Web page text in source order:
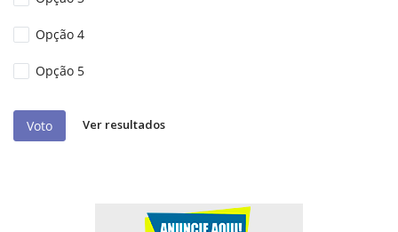
Opção 4
Opção 5
Voto Ver resultados